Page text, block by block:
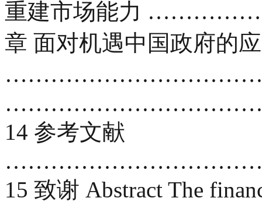
重建市场能力
章 面对机遇中国政府的
14 参考文献
15 致谢 Abstract The